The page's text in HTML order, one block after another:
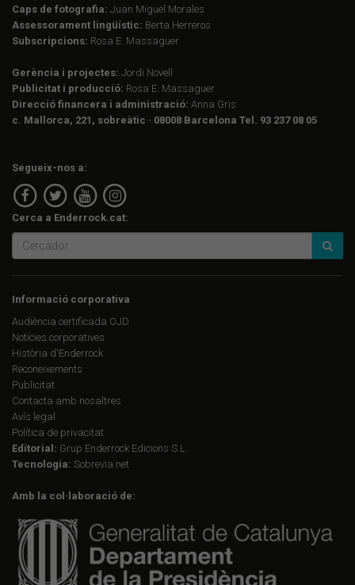
Caps de fotografia: Juan Miguel Morales
Assessorament lingüístic: Berta Herreros
Subscripcions: Rosa E. Massaguer
Gerència i projectes: Jordi Novell
Publicitat i producció: Rosa E. Massaguer
Direcció financera i administració: Anna Gris
c. Mallorca, 221, sobreàtic · 08008 Barcelona Tel. 93 237 08 05
Segueix-nos a:
Cerca a Enderrock.cat:
Informació corporativa
Audiència certificada OJD
Notícies corporatives
Història d'Enderrock
Reconeixements
Publicitat
Contacta amb nosaltres
Avís legal
Política de privacitat
Editorial: Grup Enderrock Edicions S.L.
Tecnologia: Sobrevia.net
Amb la col·laboració de: